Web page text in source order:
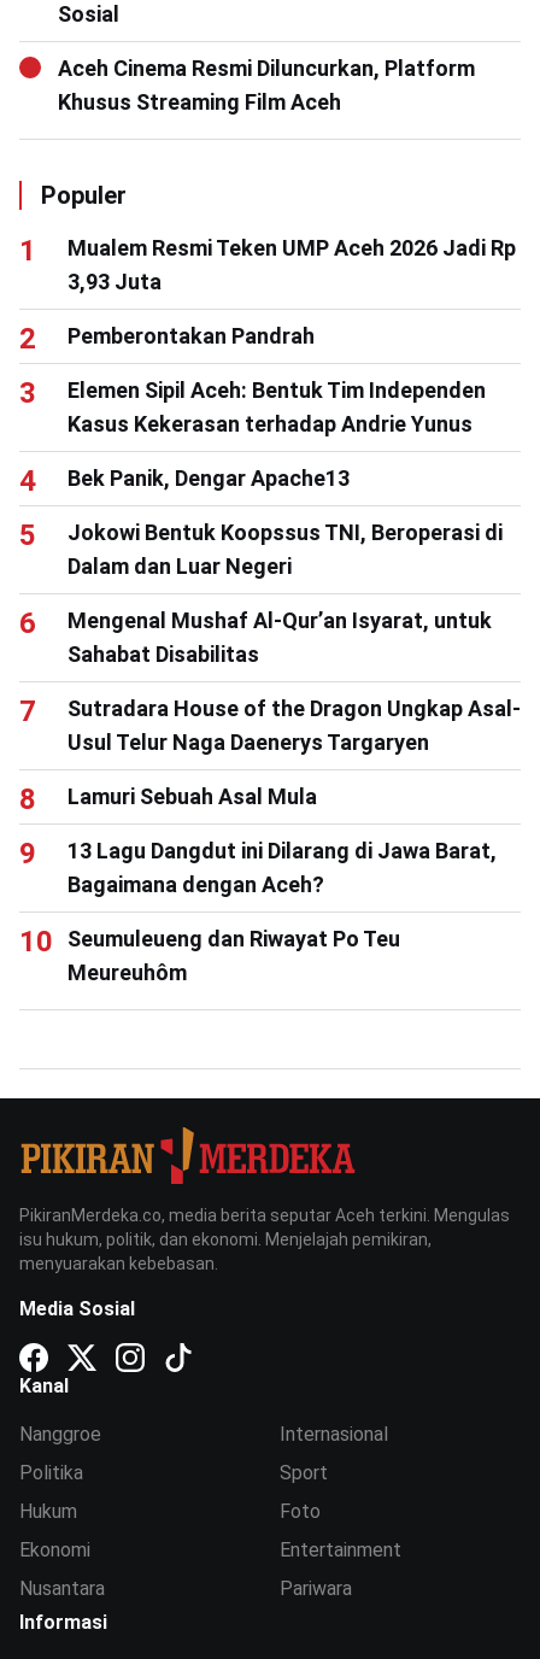
Sosial
Aceh Cinema Resmi Diluncurkan, Platform
Khusus Streaming Film Aceh
Populer
Mualem Resmi Teken UMP Aceh 2026 Jadi Rp
3,93 Juta
Pemberontakan Pandrah
Elemen Sipil Aceh: Bentuk Tim Independen
Kasus Kekerasan terhadap Andrie Yunus
Bek Panik, Dengar Apache13
Jokowi Bentuk Koopssus TNI, Beroperasi di
Dalam dan Luar Negeri
Mengenal Mushaf Al-Qur’an Isyarat, untuk
Sahabat Disabilitas
Sutradara House of the Dragon Ungkap Asal-
Usul Telur Naga Daenerys Targaryen
Lamuri Sebuah Asal Mula
13 Lagu Dangdut ini Dilarang di Jawa Barat,
Bagaimana dengan Aceh?
Seumuleueng dan Riwayat Po Teu
Meureuhôm
PikiranMerdeka.co, media berita seputar Aceh terkini. Mengulas
isu hukum, politik, dan ekonomi. Menjelajah pemikiran,
menyuarakan kebebasan.
Media Sosial
Kanal
Nanggroe
Politika
Hukum
Ekonomi
Nusantara
Internasional
Sport
Foto
Entertainment
Pariwara
Informasi